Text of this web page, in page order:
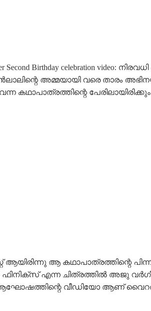
Second Birthday celebration
അമ്മയായി വരെ താരം
കഥാപാത്രത്തിന്റെ
ആയിരിന്നു ആ കഥാപാത്രത്തിന്റെ
എന്ന ചിത്രത്തിൽ അജു
ആഘോഷത്തിന്റെ വീഡിയോ ആണ്